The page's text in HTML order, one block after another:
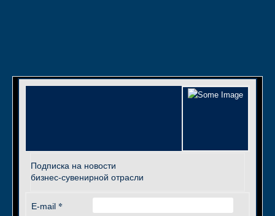
Подписка на новости
бизнес-сувенирной отрасли
E-mail *